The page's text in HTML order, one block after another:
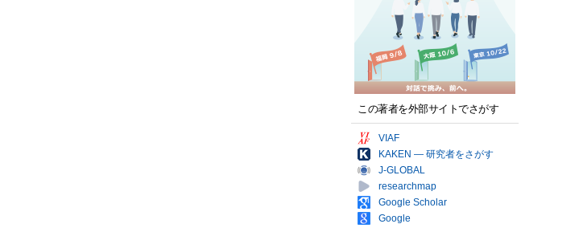
この著者を外部サイトでさがす
VIAF
KAKEN — 研究者をさがす
J-GLOBAL
researchmap
Google Scholar
Google